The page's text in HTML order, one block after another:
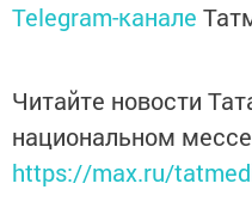
Telegram-канале
Читайте новости
национальном
https://max.ru/